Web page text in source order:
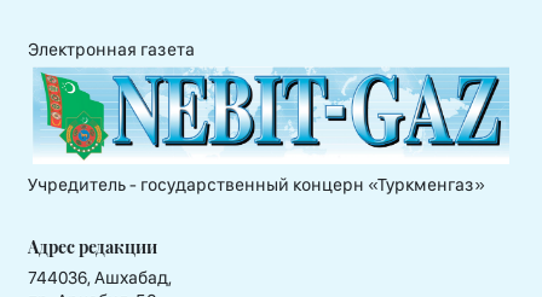
Электронная газета
Учредитель - государственный концерн «Туркменгаз»
Адрес редакции
744036, Ашхабад,